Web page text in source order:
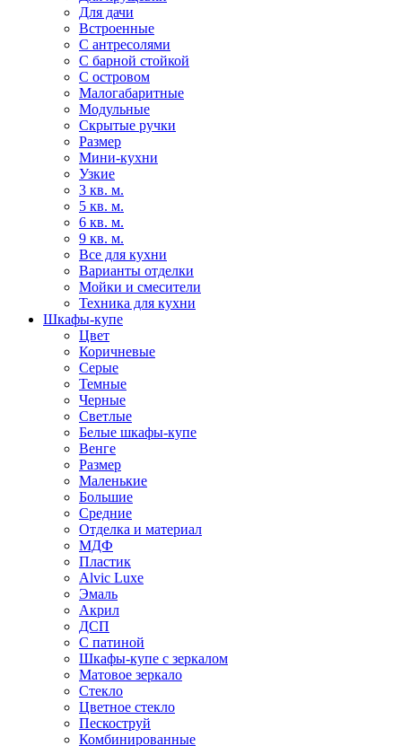
Для дачи
Встроенные
С антресолями
С барной стойкой
С островом
Малогабаритные
Модульные
Скрытые ручки
Размер
Мини-кухни
Узкие
3 кв. м.
5 кв. м.
6 кв. м.
9 кв. м.
Все для кухни
Варианты отделки
Мойки и смесители
Техника для кухни
Шкафы-купе
Цвет
Коричневые
Серые
Темные
Черные
Светлые
Белые шкафы-купе
Венге
Размер
Маленькие
Большие
Средние
Отделка и материал
МДФ
Пластик
Alvic Luxe
Эмаль
Акрил
ДСП
С патиной
Шкафы-купе с зеркалом
Матовое зеркало
Стекло
Цветное стекло
Пескоструй
Комбинированные